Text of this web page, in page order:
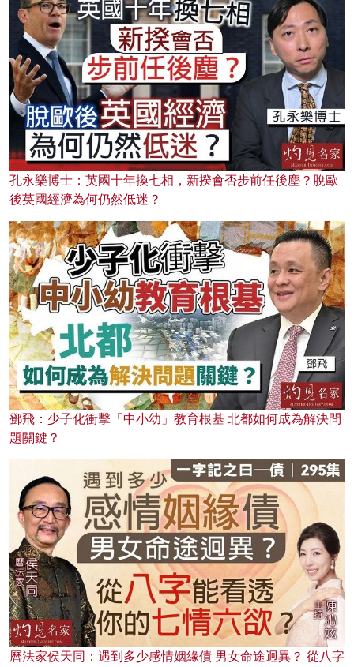
孔永樂博士：英國十年換七相，新揆會否步前任後塵？脫歐
後英國經濟為何仍然低迷？
鄧飛：少子化衝擊「中小幼」教育根基 北都如何成為解決問
題關鍵？
曆法家侯天同：遇到多少感情姻緣債 男女命途迥異？ 從八字